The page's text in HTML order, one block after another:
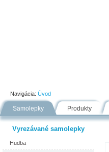
Navigácia: Úvod
Samolepky Produkty
Vyrezávané samolepky
Hudba